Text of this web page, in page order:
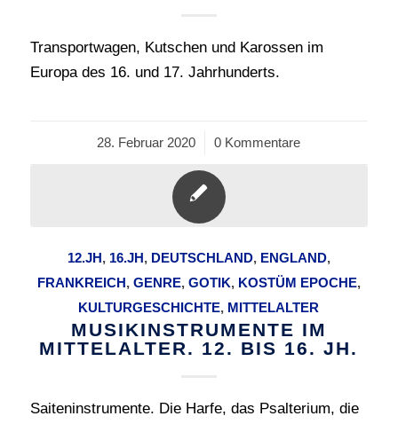
Transportwagen, Kutschen und Karossen im
Europa des 16. und 17. Jahrhunderts.
28. Februar 2020
/ 0 Kommentare
12.JH, 16.JH, DEUTSCHLAND, ENGLAND,
FRANKREICH, GENRE, GOTIK, KOSTÜM EPOCHE,
KULTURGESCHICHTE, MITTELALTER
MUSIKINSTRUMENTE IM
MITTELALTER. 12. BIS 16. JH.
Saiteninstrumente. Die Harfe, das Psalterium, die